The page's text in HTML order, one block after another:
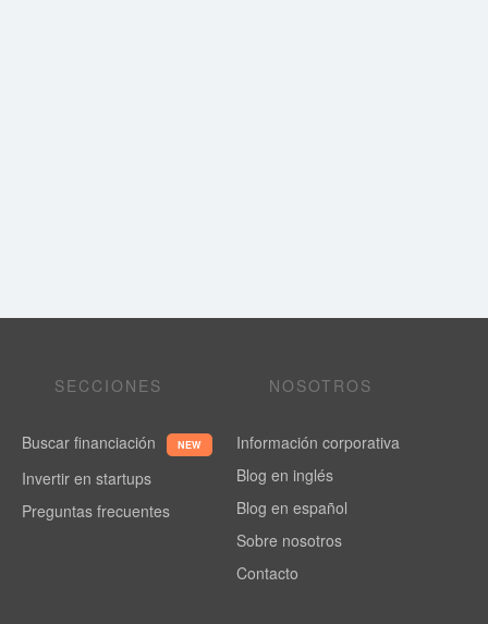
SECCIONES
Buscar financiación NEW
Invertir en startups
Preguntas frecuentes
NOSOTROS
Información corporativa
Blog en inglés
Blog en español
Sobre nosotros
Contacto